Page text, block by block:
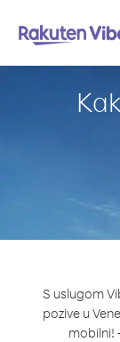
S uslugom
pozive u
mobilni!